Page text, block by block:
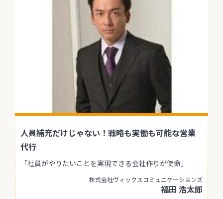
人員補充だけじゃない！戦略も実働も可能な営業
代行
「社員がやりたいことを実現できる会社作りが使命」
株式会社ヴィックスコミュニケーションズ
福田 浩太郎